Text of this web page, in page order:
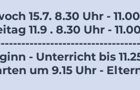
15.7. 8.30 Uhr -
11.9 . 8.30 Uhr -
- Unterricht bis
um 9.15 Uhr -